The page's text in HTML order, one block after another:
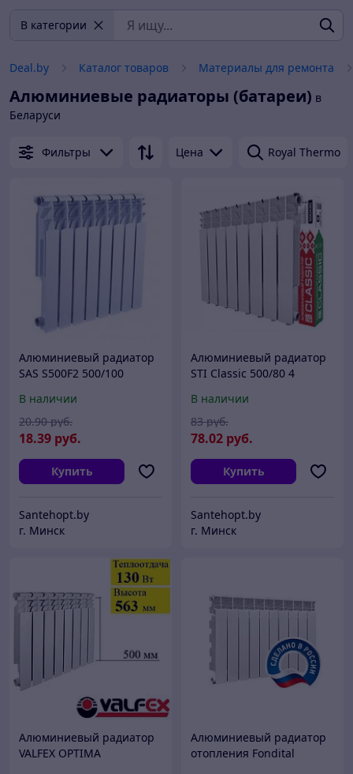
В категории
Deal.by Каталог товаров Материалы для ремонта
Алюминиевые радиаторы (батареи) в
Беларуси
Фильтры Цена Royal Thermo
Алюминиевый радиатор
SAS S500F2 500/100
В наличии
18.39 руб.
20.90 руб.
Купить
Santehopt.by
г. Минск
Алюминиевый радиатор
STI Classic 500/80 4
В наличии
78.02 руб.
83 руб.
Купить
Santehopt.by
г. Минск
Алюминиевый радиатор
VALFEX OPTIMA
Алюминиевый радиатор
отопления Fondital